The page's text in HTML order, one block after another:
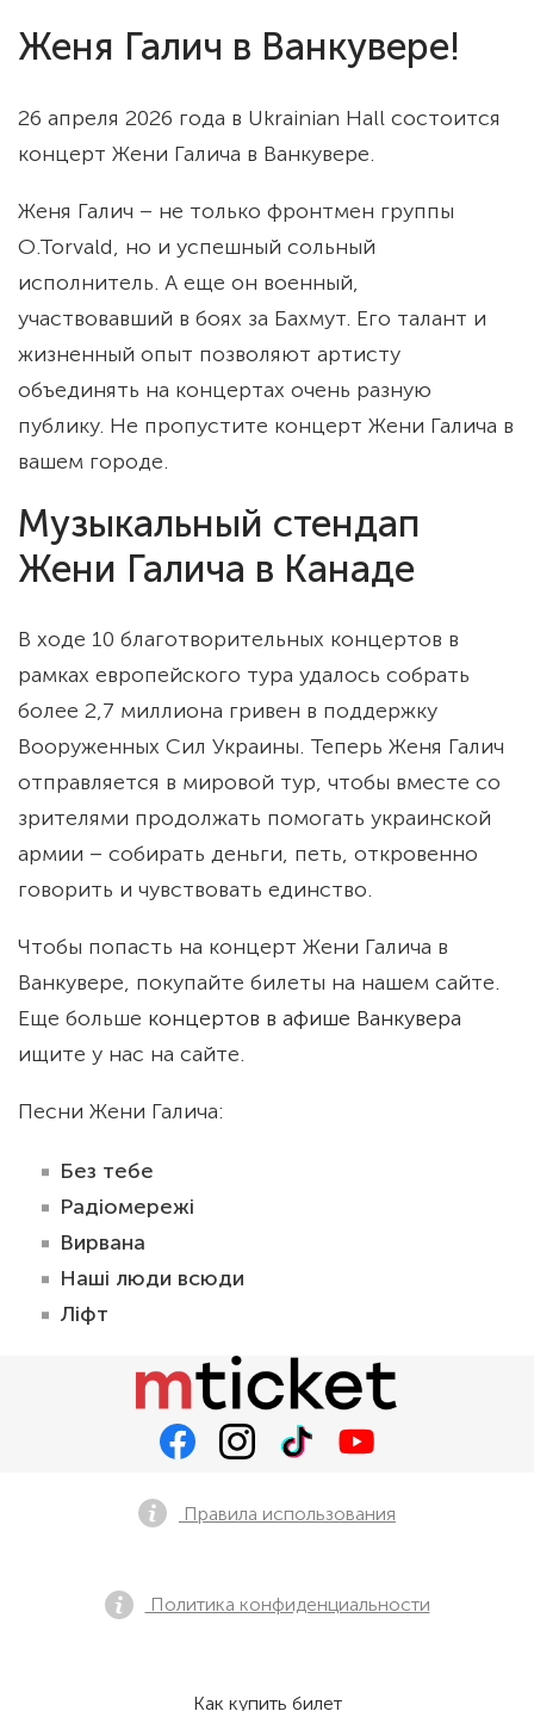
Женя Галич в Ванкувере!
26 апреля 2026 года в Ukrainian Hall состоится
концерт Жени Галича в Ванкувере.
Женя Галич – не только фронтмен группы
O.Torvald, но и успешный сольный
исполнитель. А еще он военный,
участвовавший в боях за Бахмут. Его талант и
жизненный опыт позволяют артисту
объединять на концертах очень разную
публику. Не пропустите концерт Жени Галича в
вашем городе.
Музыкальный стендап
Жени Галича в Канаде
В ходе 10 благотворительных концертов в
рамках европейского тура удалось собрать
более 2,7 миллиона гривен в поддержку
Вооруженных Сил Украины. Теперь Женя Галич
отправляется в мировой тур, чтобы вместе со
зрителями продолжать помогать украинской
армии – собирать деньги, петь, откровенно
говорить и чувствовать единство.
Чтобы попасть на концерт Жени Галича в
Ванкувере, покупайте билеты на нашем сайте.
Еще больше концертов в афише Ванкувера
ищите у нас на сайте.
Песни Жени Галича:
Без тебе
Радіомережі
Вирвана
Наші люди всюди
Ліфт
Правила использования
Политика конфиденциальности
Как купить билет